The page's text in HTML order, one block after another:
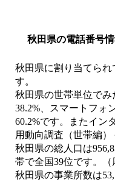
秋田県の電話番号
秋田県に割り当てられ
す。
秋田県の世帯単位でみ
38.2%、スマートフォ
60.2%です。またイン
用動向調査（世帯編）
秋田県の総人口は
帯で全国39位です。
秋田県の事業所数は